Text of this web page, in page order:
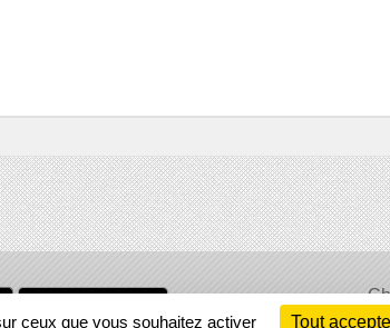
ceux que vous souhaitez activer Tout